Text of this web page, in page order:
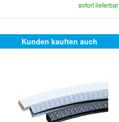
sofort lieferbar
Kunden kauften auch